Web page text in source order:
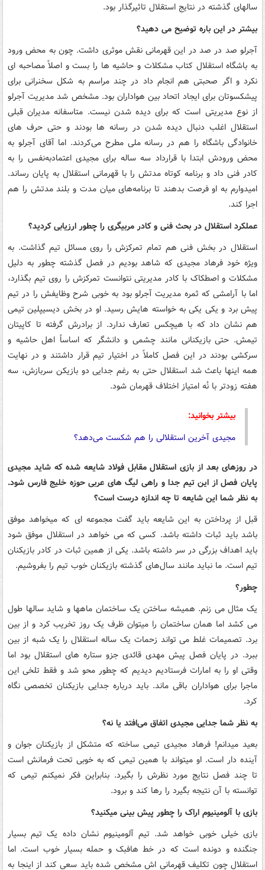
سالهای گذشته در نتایج استقلال تاثیرگذار بود.
بیشتر در این باره توضیح می دهید؟
آجرلو صد در صد در این قهرمانی نقش موثری داشت. چون به محض ورود
به باشگاه استقلال کتاب مشکلات و حاشیه ها را بست و اصلاً مصاحبه ای
نکرد و اگر صحبتی هم انجام داد در چند مراسم به شکل سخنرانی برای
پیشکسوتان برای ایجاد اتحاد بین هواداران بود. مشخص شد مدیریت آجرلو
از نوع مدیریتی است که برای دیده شدن نیست. متاسفانه مدیران قبلی
استقلال اغلب دنبال دیده شدن در رسانه ها بودند و حتی حرف های
خانوادگی باشگاه را هم در رسانه ملی مطرح می‌کردند. اما آقای آجرلو به
محض ورودش ابتدا با قرارداد سه ساله برای مجیدی اعتمادبه‌نفس را به
کادر فنی داد و برنامه کوتاه مدتش را با قهرمانی استقلال به پایان رساند.
امیدوارم به او فرصت بدهند تا برنامه‌های میان مدت و بلند مدتش را هم
اجرا کند.
عملکرد استقلال در بحث فنی و کادر مربیگری را چطور ارزیابی کردید؟
استقلال در بخش فنی هم تمام تمرکزش را روی مسائل تیم گذاشت. به
ویژه خود فرهاد مجیدی که شاهد بودیم در فصل گذشته چطور به دلیل
مشکلات و اصطکاک با کادر مدیریتی نتوانست تمرکزش را روی تیم بگذارد،
اما با آرامشی که ثمره مدیریت آجرلو بود به خوبی شرح وظایفش را در تیم
پیش برد و یکی یکی به خواسته هایش رسید. او در بخش دیسیپلین تیمی
هم نشان داد که با هیچ‎کس تعارف ندارد. از برادرش گرفته تا کاپیتان
تیمش. حتی بازیکنانی مانند چشمی و دانشگر که اساساً اهل حاشیه و
سرکشی بودند در این فصل کاملاً در اختیار تیم قرار داشتند و در نهایت
همه اینها باعث شد استقلال حتی به رغم جدایی دو بازیکن سربازش، سه
هفته زودتر با نُه امتیاز اختلاف قهرمان شود.
بیشتر بخوانید:
مجیدی آخرین استقلالی را هم شکست می‌دهد؟
در روزهای بعد از بازی استقلال مقابل فولاد شایعه شده که شاید مجیدی
پایان فصل از این تیم جدا و راهی لیگ های عربی حوزه خلیج فارس شود.
به نظر شما این شایعه تا چه اندازه درست است؟
قبل از پرداختن به این شایعه باید گفت مجموعه ای که میخواهد موفق
باشد باید ثبات داشته باشد. کسی که می خواهد در استقلال موفق شود
باید اهداف بزرگی در سر داشته باشد. یکی از همین ثبات در کادر بازیکنان
تیم است. ما نباید مانند سال‌های گذشته بازیکنان خوب تیم را بفروشیم.
چطور؟
یک مثال می زنم. همیشه ساختن یک ساختمان ماهها و شاید سالها طول
می کشد اما همان ساختمان را میتوان ظرف یک روز تخریب کرد و از بین
برد. تصمیمات غلط می تواند زحمات یک ساله استقلال را یک شبه از بین
ببرد. در پایان فصل پیش مهدی قائدی جزو ستاره های استقلال بود اما
وقتی او را به امارات فرستادیم دیدیم که چطور محو شد و فقط تلخی این
ماجرا برای هواداران باقی ماند. باید درباره جدایی بازیکنان تخصصی نگاه
کرد.
به نظر شما جدایی مجیدی اتفاق می‌افتد یا نه؟
بعید میدانم! فرهاد مجیدی تیمی ساخته که متشکل از بازیکنان جوان و
آینده دار است. او میتواند با همین تیمی که به خوبی تحت فرمانش است
تا چند فصل نتایج مورد نظرش را بگیرد. بنابراین فکر نمیکنم تیمی که
توانسته با آن نتیجه بگیرد را رها کند و برود.
بازی با آلومینیوم اراک را چطور پیش بینی میکنید؟
بازی خیلی خوبی خواهد شد. تیم آلومینیوم نشان داده یک تیم بسیار
جنگنده و دونده است که در خط هافبک و حمله بسیار خوب است. اما
استقلال چون تکلیف قهرمانی اش مشخص شده باید سعی کند از اینجا به